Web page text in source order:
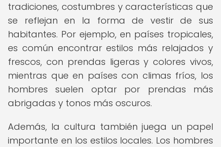
tradiciones, costumbres y características que
se reflejan en la forma de vestir de sus
habitantes. Por ejemplo, en países tropicales,
es común encontrar estilos más relajados y
frescos, con prendas ligeras y colores vivos,
mientras que en países con climas fríos, los
hombres suelen optar por prendas más
abrigadas y tonos más oscuros.
Además, la cultura también juega un papel
importante en los estilos locales. Los hombres